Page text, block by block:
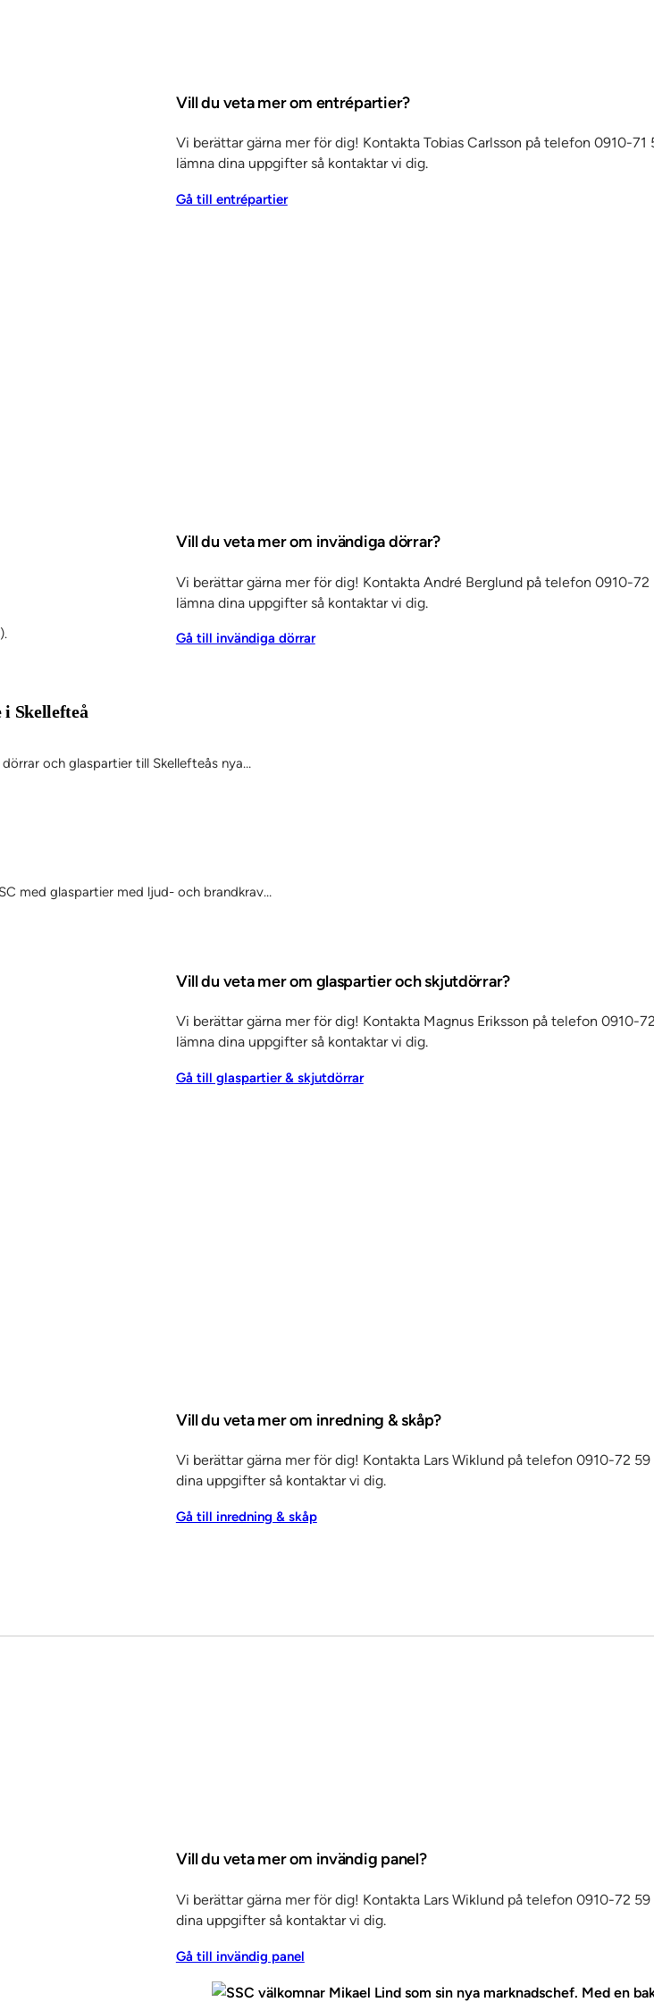
Vill du veta mer om entrépartier?
Vi berättar gärna mer för dig! Kontakta Tobias Carlsson på telefon 0910-71
lämna dina uppgifter så kontaktar vi dig.
Gå till entrépartier
Vill du veta mer om invändiga dörrar?
Vi berättar gärna mer för dig! Kontakta André Berglund på telefon 0910-72
lämna dina uppgifter så kontaktar vi dig.
Gå till invändiga dörrar
Vill du veta mer om glaspartier och skjutdörrar?
Vi berättar gärna mer för dig! Kontakta Magnus Eriksson på telefon 0910-
lämna dina uppgifter så kontaktar vi dig.
Gå till glaspartier & skjutdörrar
Vill du veta mer om inredning & skåp?
Vi berättar gärna mer för dig! Kontakta Lars Wiklund på telefon 0910-72
dina uppgifter så kontaktar vi dig.
Gå till inredning & skåp
Vill du veta mer om invändig panel?
Vi berättar gärna mer för dig! Kontakta Lars Wiklund på telefon 0910-72
dina uppgifter så kontaktar vi dig.
Gå till invändig panel
förtjusta i dem är arkitekterna. En annan
ett utrymme på 17 millimeter, vilket
ett stort plus, avslutar Peter Forsséll.
Skellefteå
och glaspartier till Skellefteås nya…
med glaspartier med ljud- och brandkrav…